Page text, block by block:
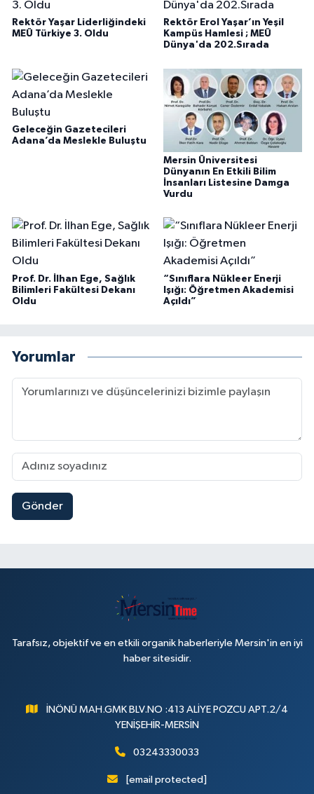
Rektör Yaşar Liderliğindeki
MEÜ Türkiye 3. Oldu
Rektör Erol Yaşar’ın Yeşil
Kampüs Hamlesi ; MEÜ
Dünya'da 202.Sırada
Geleceğin Gazetecileri
Adana’da Meslekle Buluştu
Mersin Üniversitesi
Dünyanın En Etkili Bilim
İnsanları Listesine Damga
Vurdu
Prof. Dr. İlhan Ege, Sağlık
Bilimleri Fakültesi Dekanı
Oldu
“Sınıflara Nükleer Enerji
Işığı: Öğretmen Akademisi
Açıldı”
Yorumlar
Gönder
Tarafsız, objektif ve en etkili organik haberleriyle Mersin'in en iyi
haber sitesidir.
İNÖNÜ MAH.GMK BLV.NO :413 ALİYE POZCU APT.2/4
YENİŞEHİR-MERSİN
03243330033
[email protected]